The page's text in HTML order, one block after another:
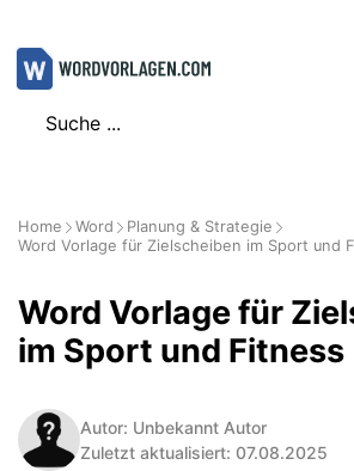
Zum
Inhalt
Home Word
Planung & Strategie
Word Vorlage für Zielscheiben im Sport und
Word Vorlage für
im Sport und Fitness
Autor: Unbekannt Autor
Zuletzt aktualisiert: 07.08.2025